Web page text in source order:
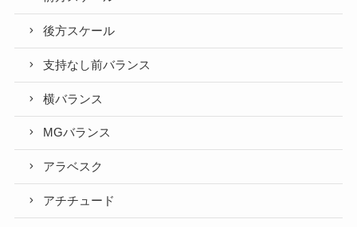
後方スケール
支持なし前バランス
横バランス
MGバランス
アラベスク
アチチュード